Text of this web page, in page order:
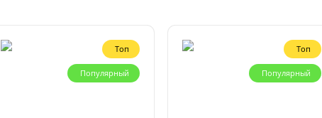
Топ
Популярный
Топ
Популярный